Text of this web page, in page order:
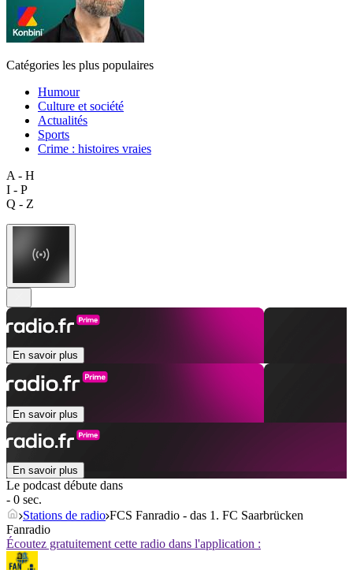
Catégories les plus populaires
Humour
Culture et société
Actualités
Sports
Crime : histoires vraies
A - H
I - P
Q - Z
En savoir plus
En savoir plus
En savoir plus
Le podcast débute dans
- 0 sec.
Stations de radio FCS Fanradio - das 1. FC Saarbrücken
Fanradio
Écoutez gratuitement cette radio dans l'application :